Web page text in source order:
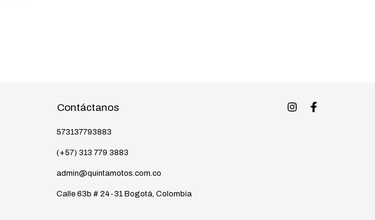
Contáctanos
573137793883
(+57) 313 779 3883
admin@quintamotos.com.co
Calle 63b # 24-31 Bogotá, Colombia